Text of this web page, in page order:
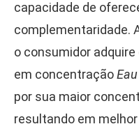
capacidade de
complementaridade.
o consumidor
em concentração
por sua maior
resultando em